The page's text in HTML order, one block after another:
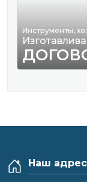
Инструменты,
Наш адрес